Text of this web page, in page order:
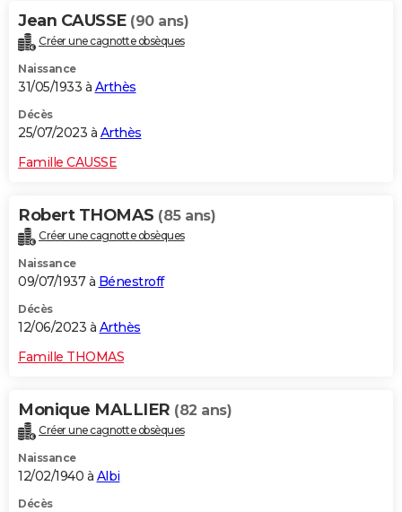
Jean CAUSSE (90 ans)
Créer une cagnotte obsèques
Naissance
31/05/1933 à Arthès
Décès
25/07/2023 à Arthès
Famille CAUSSE
Robert THOMAS (85 ans)
Créer une cagnotte obsèques
Naissance
09/07/1937 à Bénestroff
Décès
12/06/2023 à Arthès
Famille THOMAS
Monique MALLIER (82 ans)
Créer une cagnotte obsèques
Naissance
12/02/1940 à Albi
Décès